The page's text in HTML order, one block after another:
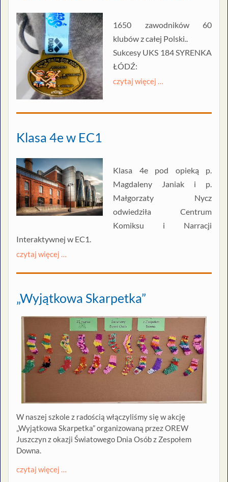
1650 zawodników 60
klubów z całej Polski..
Sukcesy UKS 184 SYRENKA
ŁÓDŹ:
czytaj więcej …
Klasa 4e w EC1
Klasa 4e pod opieką p.
Magdaleny Janiak i p.
Małgorzaty Nycz
odwiedziła Centrum
Komiksu i Narracji
Interaktywnej w EC1.
czytaj więcej …
„Wyjątkowa Skarpetka”
W naszej szkole z radością włączyliśmy się w akcję
„Wyjątkowa Skarpetka” organizowaną przez OREW
Juszczyn z okazji Światowego Dnia Osób z Zespołem
Downa.
czytaj więcej …